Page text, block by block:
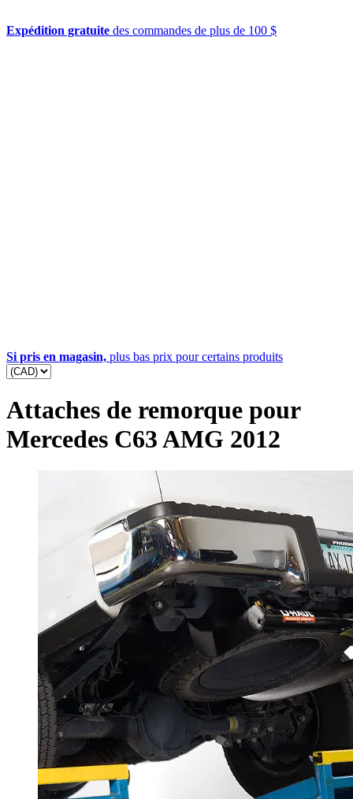
Expédition gratuite des commandes de plus de 100 $
Si pris en magasin, plus bas prix pour certains produits
Attaches de remorque pour
Mercedes C63 AMG 2012